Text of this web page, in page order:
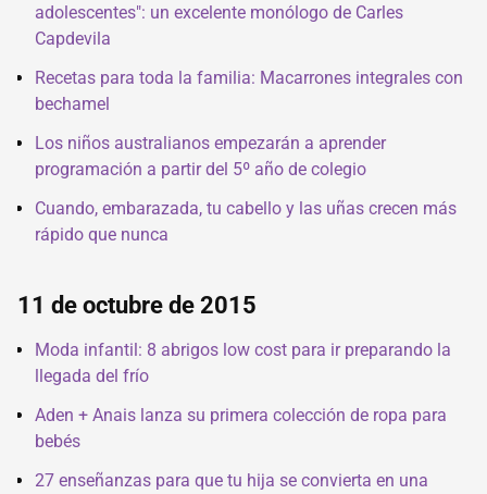
adolescentes": un excelente monólogo de Carles
Capdevila
Recetas para toda la familia: Macarrones integrales con
bechamel
Los niños australianos empezarán a aprender
programación a partir del 5º año de colegio
Cuando, embarazada, tu cabello y las uñas crecen más
rápido que nunca
11 de octubre de 2015
Moda infantil: 8 abrigos low cost para ir preparando la
llegada del frío
Aden + Anais lanza su primera colección de ropa para
bebés
27 enseñanzas para que tu hija se convierta en una